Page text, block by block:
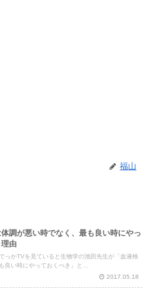
福山
調が悪い時でなく、最も良い時にやっ
由
っかTVを見ていると生物学の池田先生が「血液検
良い時にやっておくべき」と...
2017.05.18